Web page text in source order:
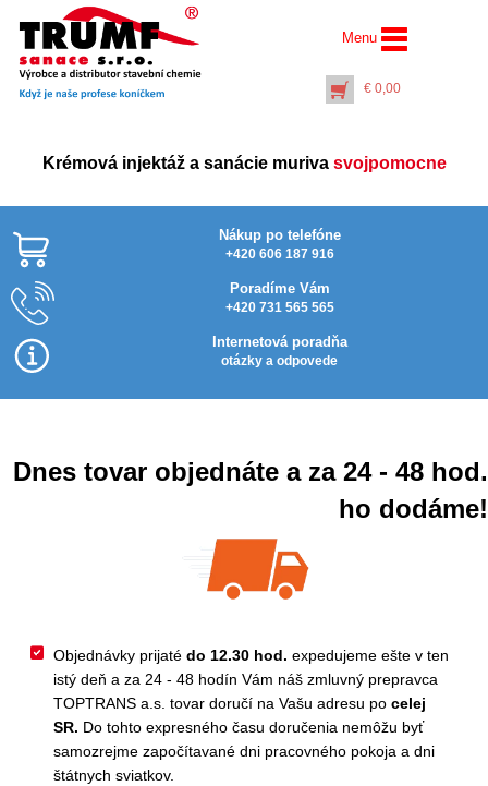
Menu
€ 0,00
Krémová injektáž a sanácie muriva svojpomocne
Nákup po telefóne
+420 606 187 916
Poradíme Vám
+420 731 565 565
Internetová poradňa
otázky a odpovede
Dnes tovar objednáte a za 24 - 48 hod.
ho dodáme!
Objednávky prijatédo 12.30 hod. expedujeme ešte v ten
istý deň a za 24 - 48 hodín Vám náš zmluvný prepravca
TOPTRANS a.s. tovar doručí na Vašu adresu pocelej
SR. Do tohto expresného času doručenia nemôžu byť
samozrejme započítavané dni pracovného pokoja a dni
štátnych sviatkov.
AquaStop Cream® –
barel 60 litrov
€1208,00